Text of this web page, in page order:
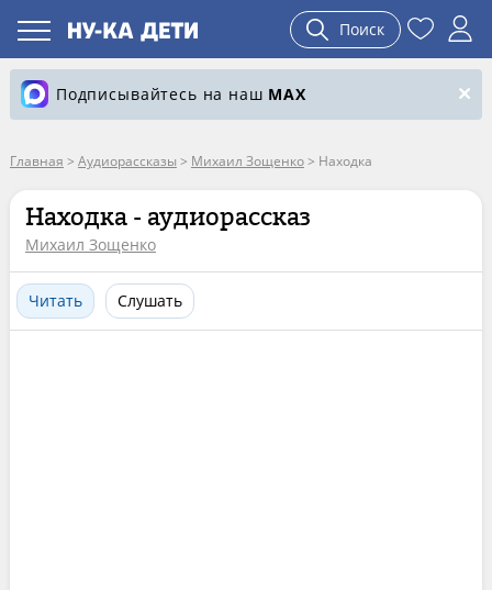
Поиск
Подписывайтесь на наш MAX
Главная > Аудиорассказы > Михаил Зощенко> Находка
Находка - аудиорассказ
Михаил Зощенко
Читать Слушать